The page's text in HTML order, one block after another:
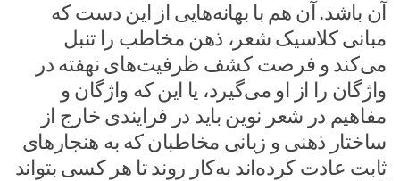
آن باشد. آن هم با بهانه‌هایی از این دست که
مبانی کلاسیک شعر، ذهن مخاطب را تنبل
می‌کند و فرصت کشف ظرفیت‌های نهفته در
واژگان را از او می‌گیرد، یا این که واژگان و
مفاهیم در شعر نوین باید در فرایندی خارج از
ساختار ذهنی و زبانی مخاطبان که به هنجارهای
ثابت عادت کرده‌اند به‌کار روند تا هر کسی بتواند